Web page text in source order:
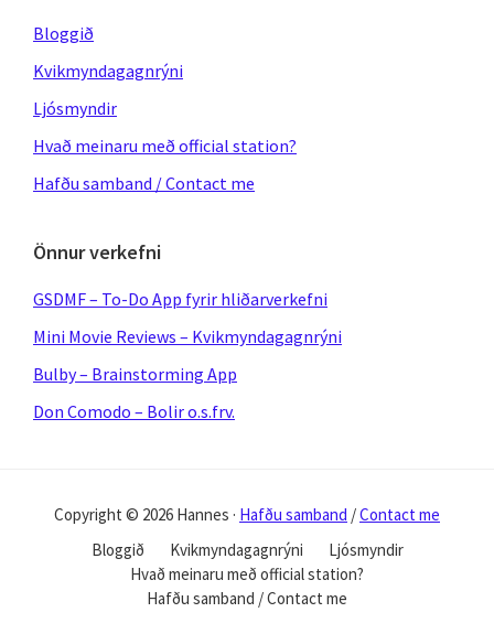
Bloggið
Kvikmyndagagnrýni
Ljósmyndir
Hvað meinaru með official station?
Hafðu samband / Contact me
Önnur verkefni
GSDMF – To-Do App fyrir hliðarverkefni
Mini Movie Reviews – Kvikmyndagagnrýni
Bulby – Brainstorming App
Don Comodo – Bolir o.s.frv.
Copyright © 2026 Hannes · Hafðu samband /Contact me
Bloggið
Kvikmyndagagnrýni
Ljósmyndir
Hvað meinaru með official station?
Hafðu samband / Contact me